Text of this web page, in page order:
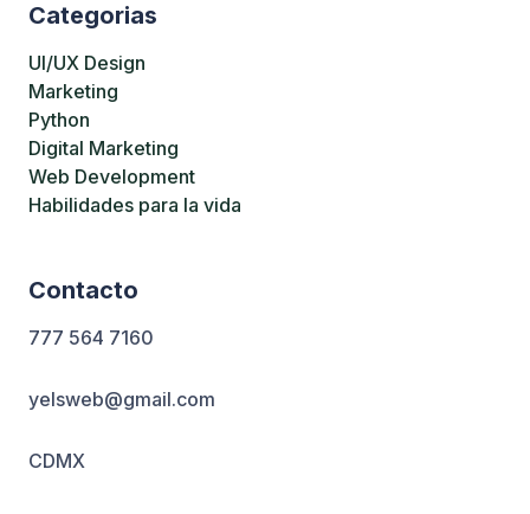
Inicia Ahora
Categorias
UI/UX Design
Marketing
Python
Digital Marketing
Web Development
Habilidades para la vida
Contacto
777 564 7160
yelsweb@gmail.com
CDMX